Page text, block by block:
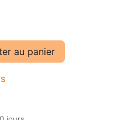
au panier